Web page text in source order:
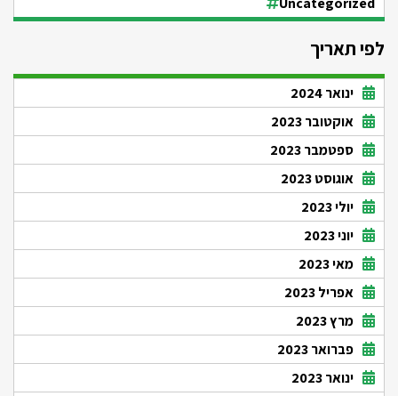
לפי תאריך
ינואר 2024
אוקטובר 2023
ספטמבר 2023
אוגוסט 2023
יולי 2023
יוני 2023
מאי 2023
אפריל 2023
מרץ 2023
פברואר 2023
ינואר 2023